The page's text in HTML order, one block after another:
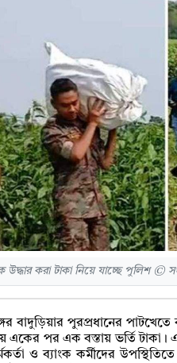
উদ্ধার করা টাকা নিয়ে যাচ্ছে পুলিশ ©
বাদুড়িয়ার পুরপ্রধানের
একের পর এক বস্তায় ভর্তি
ও ব্যাংক কর্মীদের